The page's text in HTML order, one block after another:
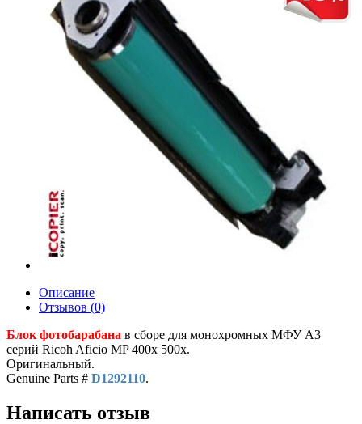
Описание
Отзывов (0)
Блок фотобарабана в сборе для монохромных МФУ A3
серий Ricoh Aficio MP 400x 500x.
Оригинальный.
Genuine Parts # D1292110.
Написать отзыв